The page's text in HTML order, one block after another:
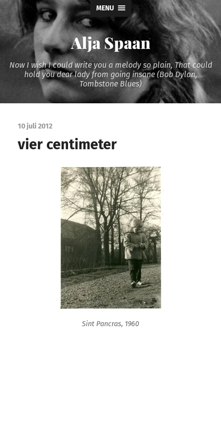
MENU
Alja Spaan
Now I wish I could write you a melody so plain, That could
hold you dear lady from going insane (Bob Dylan,
Tombstone Blues)
10 juli 2012
vier centimeter
Sint Pancras, 1960